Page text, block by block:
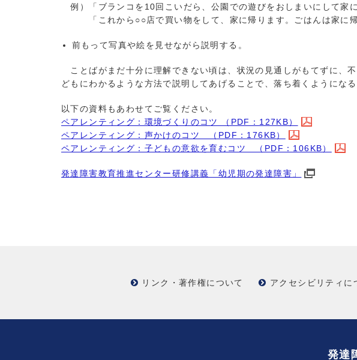
例）「ブランコを10回こいだら、公園での遊びをおしまいにして家に
「これから○○店で買い物をして、家に帰ります。ごはんは家に帰
前もって写真や絵を見せながら説明する。
ことばがまだ十分に理解できない頃は、状況の見通しがもてずに、
どもにわかるような方法で説明してあげることで、落ち着くようになる
以下の資料もあわせてご覧ください。
ペアレンティング：環境づくりのコツ （PDF：127KB）
ペアレンティング：声かけのコツ （PDF：176KB）
ペアレンティング：子どもの意欲を育むコツ （PDF：106KB）
発達障害教育推進センター研修講義「幼児期の発達障害」
リンク・著作権について アクセシビリティに
発達